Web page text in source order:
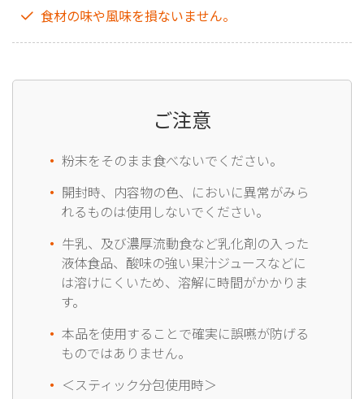
食材の味や風味を損ないません。
ご注意
粉末をそのまま食べないでください。
開封時、内容物の色、においに異常がみら
れるものは使用しないでください。
牛乳、及び濃厚流動食など乳化剤の入った
液体食品、酸味の強い果汁ジュースなどに
は溶けにくいため、溶解に時間がかかりま
す。
本品を使用することで確実に誤嚥が防げる
ものではありません。
＜スティック分包使用時＞